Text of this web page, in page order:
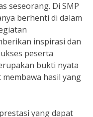
seseorang. Di SMP
berhenti di dalam
inspirasi dan
peserta
bukti nyata
hasil yang
yang dapat